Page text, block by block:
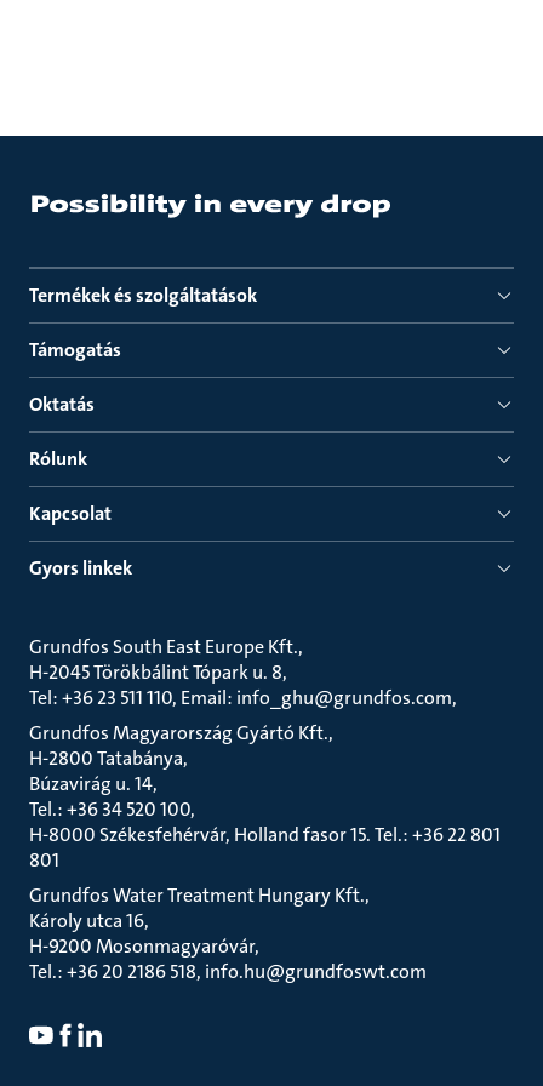
Termékek és szolgáltatások
Támogatás
Oktatás
Rólunk
Kapcsolat
Gyors linkek
Grundfos South East Europe Kft.
H-2045 Törökbálint Tópark u. 8
Tel: +36 23 511 110, Email: info_ghu@grundfos.com
Grundfos Magyarország Gyártó Kft.
H-2800 Tatabánya
Búzavirág u. 14
Tel.: +36 34 520 100
H-8000 Székesfehérvár, Holland fasor 15. Tel.: +36 22 801
801
Grundfos Water Treatment Hungary Kft.
Károly utca 16
H-9200 Mosonmagyaróvár
Tel.: +36 20 2186 518, info.hu@grundfoswt.com